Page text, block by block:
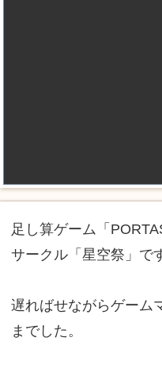
足し算ゲーム「
サークル「星空祭」で
遅ればせながらゲーム
までした。